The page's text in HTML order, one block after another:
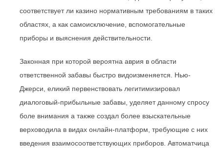
соответствует ли казино нормативным требованиям в таких
областях, а как самоисключение, вспомогательные
приборы и выяснения действительности.
Законная при которой вероятна аврия в области
ответственной забавы быстро видоизменяется. Нью-
Джерси, еликий первенствовать легитимизировал
диалоговый-прибыльные забавы, уделяет данному спросу
боле внимания а также создал более взыскательные
верховодила в видах онлайн-платформ, требующие с них
введения взаимосоответствующих приборов. Автоматчица